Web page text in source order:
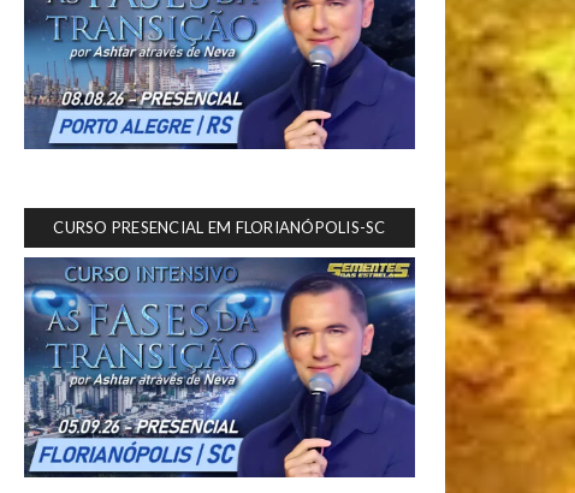
CURSO PRESENCIAL EM FLORIANÓPOLIS-SC